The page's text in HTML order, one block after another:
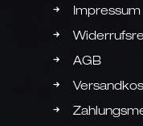
Impressum
AGB